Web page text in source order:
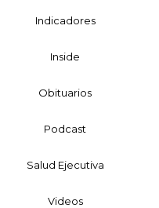
Indicadores
Inside
Obituarios
Podcast
Salud Ejecutiva
Videos